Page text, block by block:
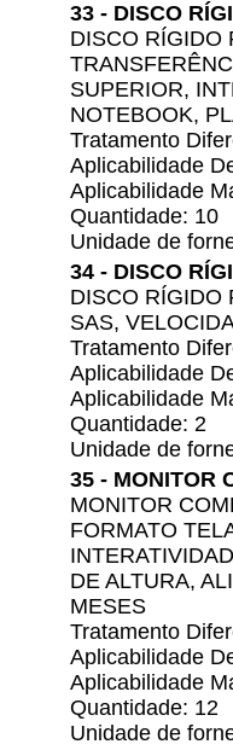
33 - DISCO
DISCO RÍGIDO
SUPERIOR,
NOTEBOOK,
Tratamento
Aplicabilidade
Aplicabilidade
Quantidade: 10
Unidade de
34 - DISCO
DISCO RÍGIDO
SAS,
Tratamento
Aplicabilidade
Aplicabilidade
Quantidade: 2
Unidade de
35 - MONITOR
MONITOR
FORMATO
DE ALTURA,
MESES
Tratamento
Aplicabilidade
Aplicabilidade
Quantidade: 12
Unidade de